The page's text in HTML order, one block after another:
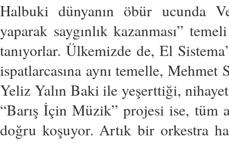
Halbuki dünyanın öbür ucunda
yaparak saygınlık kazanması”
tanıyorlar. Ülkemizde de, El
ispatlarcasına aynı temelle,
Yeliz Yalın Baki ile yeşerttiği,
“Barış İçin Müzik” projesi ise, tüm
doğru koşuyor. Artık bir orkestra